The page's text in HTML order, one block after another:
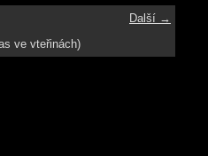
Další →
ve vteřinách)